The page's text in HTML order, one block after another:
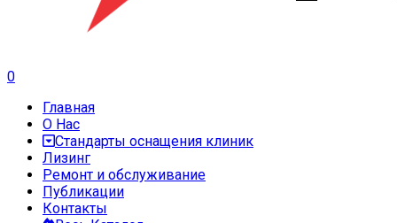
0
Главная
О Нас
Стандарты оснащения клиник
Лизинг
Ремонт и обслуживание
Публикации
Контакты